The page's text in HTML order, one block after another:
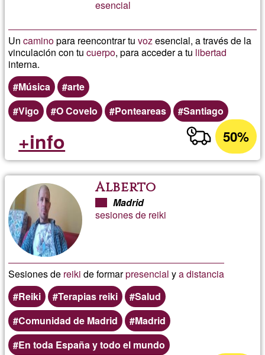
esencial
Uncaminopara reencontrar tuvozesencial, a través de la
vinculación con tucuerpo, para acceder a tu libertad
interna.
Música
arte
Vigo
O Covelo Ponteareas Santiago
50%
+info
Alberto
Madrid
sesiones de reiki
Sesiones de reiki de formarpresencial ya distancia
Reiki
Terapias reiki
Salud
Comunidad de Madrid
Madrid
En toda España y todo el mundo